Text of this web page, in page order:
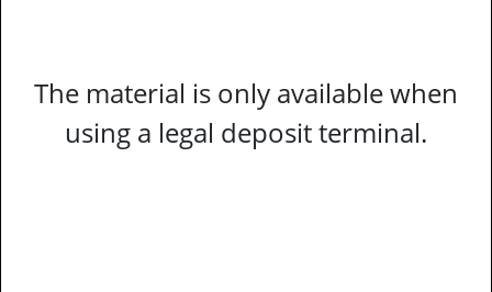
The material is only available when
using a legal deposit terminal.